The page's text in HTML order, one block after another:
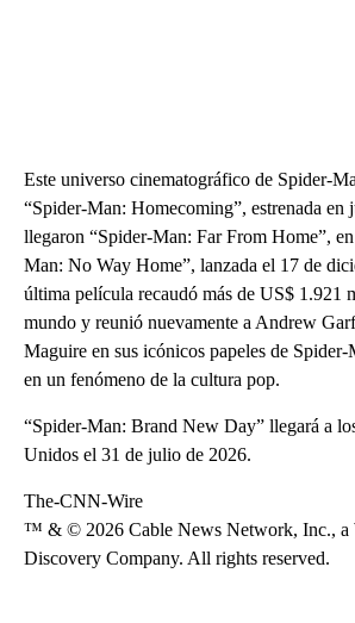
Este universo cinematográfico de Spider-
“Spider-Man: Homecoming”, estrenada
llegaron “Spider-Man: Far From Home”,
Man: No Way Home”, lanzada el 17 de
última película recaudó más de US$ 1.921
mundo y reunió nuevamente a Andrew
Maguire en sus icónicos papeles de
en un fenómeno de la cultura pop.
“Spider-Man: Brand New Day” llegará a
Unidos el 31 de julio de 2026.
The-CNN-Wire
™ & © 2026 Cable News Network, Inc., a
Discovery Company. All rights reserved.